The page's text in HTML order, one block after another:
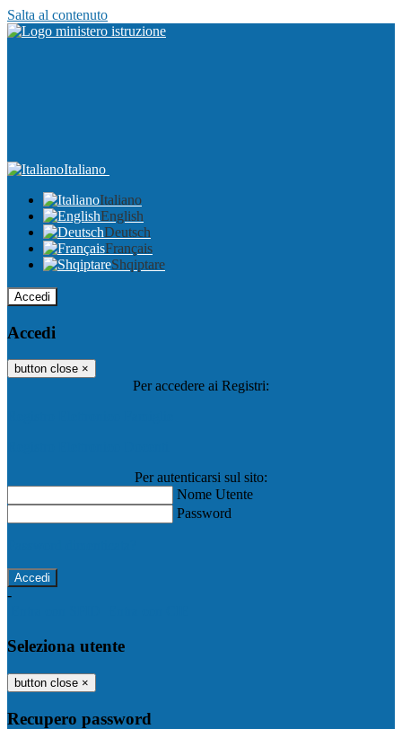
Salta al contenuto
Italiano
Italiano
English
Deutsch
Français
Shqiptare
Accedi
Accedi
button close ×
Per accedere ai Registri:
Per autenticarsi sul sito:
Nome Utente
Password
-
Seleziona utente
button close ×
Recupero password